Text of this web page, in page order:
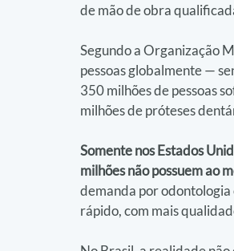
de mão de obra
Segundo a Organização
pessoas globalmente —
350 milhões de pessoas
milhões de próteses
Somente nos Estados
milhões não possuem ao
demanda por
rápido, com mais